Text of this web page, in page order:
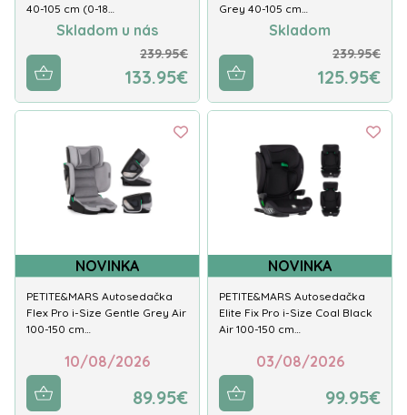
40-105 cm (0-18…
Skladom u nás
239.95€
133.95€
Grey 40-105 cm…
Skladom
239.95€
125.95€
NOVINKA
PETITE&MARS Autosedačka
Flex Pro i-Size Gentle Grey Air
100-150 cm…
10/08/2026
89.95€
NOVINKA
PETITE&MARS Autosedačka
Elite Fix Pro i-Size Coal Black
Air 100-150 cm…
03/08/2026
99.95€